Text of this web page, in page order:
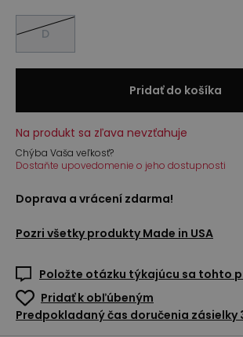
D
Pridať do košíka
Na produkt sa zľava nevzťahuje
Chýba Vaša veľkosť?
Dostaňte upovedomenie o jeho dostupnosti
Doprava a vrácení zdarma!
Pozri všetky produkty Made in USA
Položte otázku týkajúcu sa tohto
Pridať k obľúbeným
Predpokladaný čas doručenia zásielky